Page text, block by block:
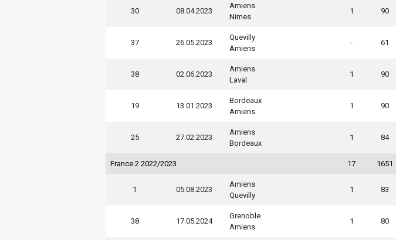
30 08.04.2023
Amiens
Nimes
1 90
37 26.05.2023
Quevilly
Amiens
- 61
38 02.06.2023
Amiens
Laval
1 90
19 13.01.2023
Bordeaux
Amiens
1 90
25 27.02.2023
Amiens
Bordeaux
1 84
France 2 2022/2023 17 1651
1 05.08.2023
Amiens
Quevilly
1 83
38 17.05.2024
Grenoble
Amiens
1 80